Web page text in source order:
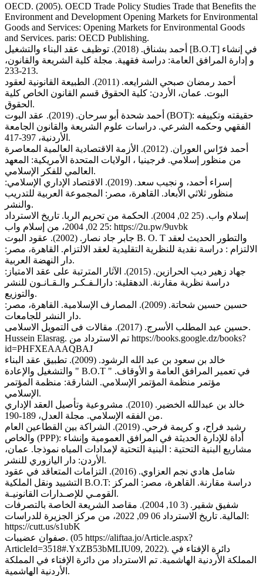
OECD. (2005). OECD Trade Policy Studies Trade that Benefits the
Environment and Development Opening Markets for Environmental
Goods and Services: Opening Markets for Environmental Goods
and Services. paris: OECD Publishing.
أحمد بشناق. (2018). توظيف عقد البناء والتشغيل [B.O.T] في إنشاء
و إدارة المرافق العامة: دراسة فقهية. مجلة كلية الشريعة والقانون،
213-233.
أحمد رمضان صبحي الشرايعه. (2011). الطبيعة القانونية لعقود
البوت. عمان، الأردن: كلية الحقوق قسم القانون الخاص كلية
الحقوق.
أحمد شحدة أبو سرحان. (2019). عقد البوت (BOT): حقيقته وتكييفه
الفقهي وحكمه الشرعي. دراسات علوم الشريعة والقانون الجامعة
الأردنية، 397-417.
أحمد فرّاس العوران. (2012). الأزمة الاقتصادية العالمية المعاصرة
من منظور إسلامي. فرجينيا ، الولايات المتحدة الأمريكية: المعهد
العالمي للفكر الإسلامي.
إسراء أحمد، و نجيب سعد. (2019). الاقتصاد الإداري الإسلامي:
منظور ثلاثي الأبعاد. القاهرة، مصر: المجموعة العربية للتدريب
والنشر.
إسلام واب. (25 02, 2004). الحكمة من تحريم الربا. تاريخ الاسترداد
25 02, 2004، من إسلام واب: https://2u.pw/9uvbk
جابر جاد نصار. (2002). عقود البوت B. O. T والتطور الحديث لعقد
الالتزام : دراسة نقدية للنظرية التقليدية لعقد الالتزام. القاهرة، مصر:
دار النهضة العربية.
جهاد زهير ديب الحرازين. (2015). الآثار المترتبة على عقد الامتياز:
دراسة نظرية مقارنة. الدهقلية: دارالـفـكـر والـقـانـون للنشر
والتوزيع.
حسين حسين شحاتة. (2009). المصارف الإسلامية. القاهرة، مصر:
دار النشر للجامعات.
حسين عبد المطلب الأسرج. (2017). مقالات فى التمويل الاسلامى.
Hussein Elasrag. تم الاسترداد من https://books.google.dz/books?
id=PHFXEAAAQBAJ
خالد بن سعود بن عبد الله الرشود. (2009). تطبيق عقد البناء
والتشغيل والإعادة " B.O.T " في تعمير المرافق العامة و الأوقاف.
مؤتمر منظمة المؤتمر الإسلامي. الشارقة: منظمة المؤتمر
الإسلامي.
خالد بن عبدالله الخضير. (2010). مشروعية وتأصيل العقد الإداري
من الفقه الإسلامي. مجلة العدل، 189-190.
رشيد فراح، و كريمة فرحي. (2019). الشراكة بين القطاعين العام
والخاص (PPP): أداة للإدارة الحديثة في المرافق العمومية وإنشاء
مشاريع البنية التحتية : البنية التحتية لإمدادات المياه نموذجا. عمان،
الأردن: دار اليازوري للنشر.
شامل هادي نجم العزاوي. (2016). التزامات المتعاقد في عقود
التشييد ونقل الملكية B.O.T: دراسة مقارنة. القاهرة، مصر: المركز
القومـي للإصـدارات القانونيـة.
شفيق شقير. (3 10, 2004). مقاصد الشريعة الخاصة بالتصرفات
المالية. تاريخ الاسترداد 06 09, 2022، من مركز الجزيرة للدراسات:
https://cutt.us/s1ubK
صفوان عضيبات. (05 https://aliftaa.jo/Article.aspx?
ArticleId=3518#.YxZB53bMLIU09, 2022). دائرة الإفتاء في
المملكة الأردنية الهاشمية. تم الاسترداد من دائرة الإفتاء في المملكة
الأردنية الهاشمية.